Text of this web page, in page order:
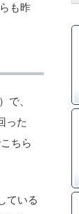
も昨
で、
った
ちら
ている